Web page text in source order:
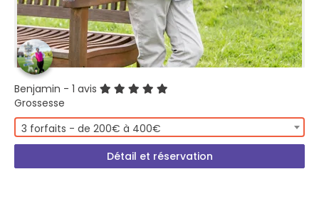
Benjamin - 1 avis
Grossesse
3 forfaits - de 200€ à 400€
Détail et réservation